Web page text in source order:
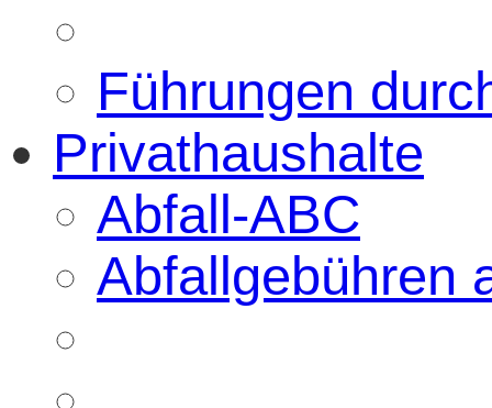
Führungen
Privathaushalte
Abfall-ABC
Abfallgebühren